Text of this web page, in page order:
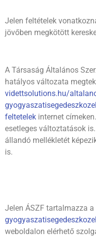
Jelen feltételek
jövőben megkötött
A Társaság Általános
hatályos változata
videttsolutions.hu/
feltetelek internet
esetleges változtatások
állandó mellékletét
is.
Jelen ÁSZF tartalmazza a
weboldalon elérhető